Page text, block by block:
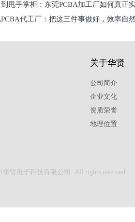
甩手掌柜：东莞PCBA加工厂如何真正
代工厂：把这三件事做好，效率自
关于华贤
公司简介
企业文化
资质荣誉
地理位置
华贤电子科技有限公司. All rights reserved